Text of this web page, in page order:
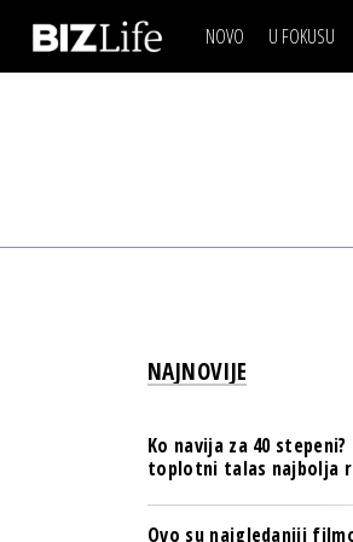
NOVO U FOKUSU
IZJAVA
NAJNOVIJE
Ko navija za 40
toplotni talas najbolja
Ovo su najgledaniji